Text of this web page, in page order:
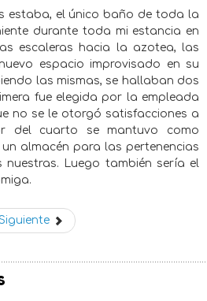
estaba, el único baño de toda la
durante toda mi estancia en
escaleras hacia la azotea, las
espacio improvisado en su
las mismas, se hallaban dos
fue elegida por la empleada
no se le otorgó satisfacciones a
del cuarto se mantuvo como
almacén para las pertenencias
Luego también sería el